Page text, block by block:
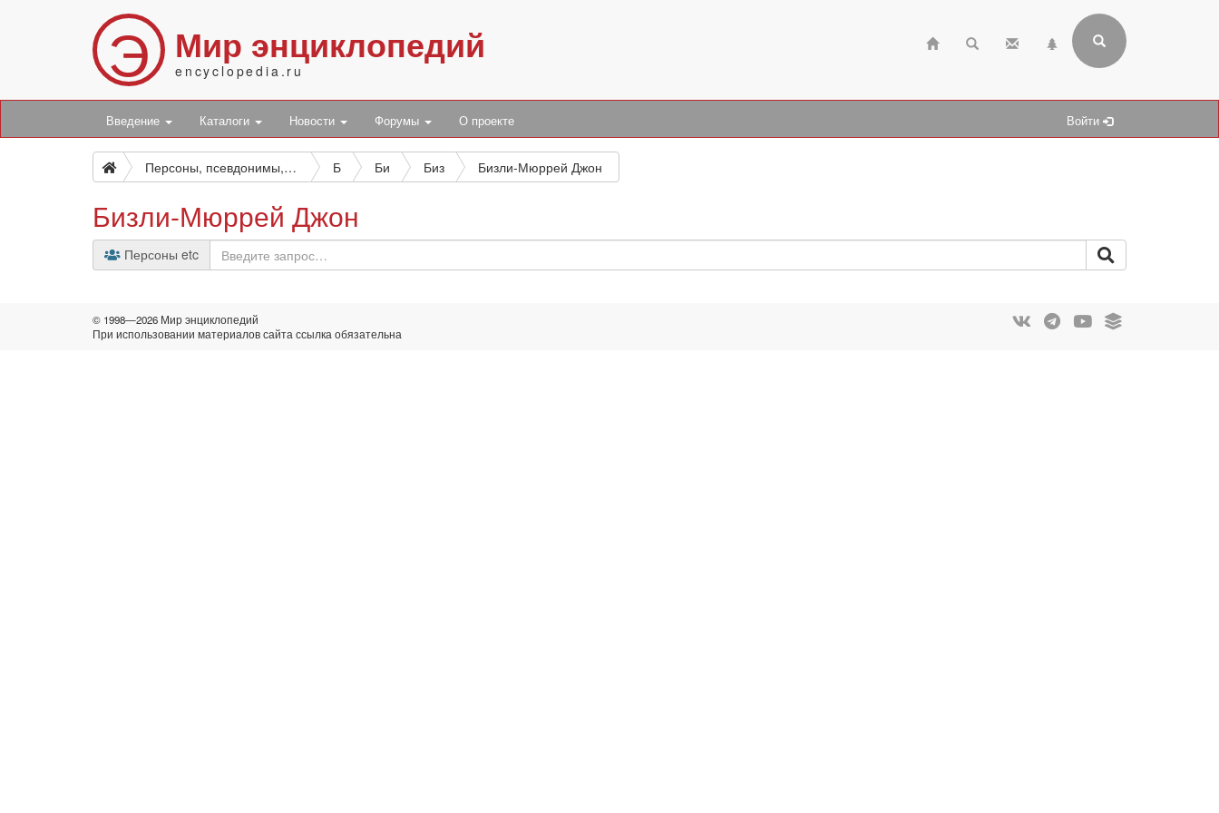
Э Мир энциклопедий
encyclopedia.ru
Введение Каталоги Новости Форумы О проекте Войти
Персоны, псевдонимы, персонажи и боты Б Би Биз Бизли-Мюррей Джон
Бизли-Мюррей Джон
Персоны etc
© 1998—2026 Мир энциклопедий
При использовании материалов сайта ссылка обязательна